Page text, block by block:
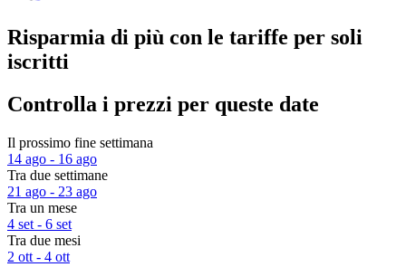
Risparmia di più con le tariffe per soli
iscritti
Controlla i prezzi per queste date
Il prossimo fine settimana
14 ago - 16 ago
Tra due settimane
21 ago - 23 ago
Tra un mese
4 set - 6 set
Tra due mesi
2 ott - 4 ott